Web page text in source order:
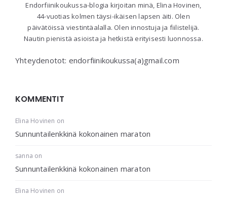
Endorfiinikoukussa-blogia kirjoitan minä, Elina Hovinen,
44-vuotias kolmen täysi-ikäisen lapsen äiti. Olen
päivätöissä viestintäalalla. Olen innostuja ja fiilistelijä.
Nautin pienistä asioista ja hetkistä erityisesti luonnossa.
Yhteydenotot: endorfiinikoukussa(a)gmail.com
KOMMENTIT
Elina Hovinen on
Sunnuntailenkkinä kokonainen maraton
sanna on
Sunnuntailenkkinä kokonainen maraton
Elina Hovinen on